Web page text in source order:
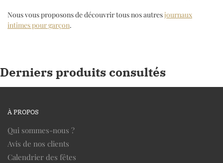
Nous vous proposons de découvrir tous nos autres journaux
intimes pour garçon.
Derniers produits consultés
À PROPOS
Qui sommes-nous ?
Avis de nos clients
Calendrier des fêtes